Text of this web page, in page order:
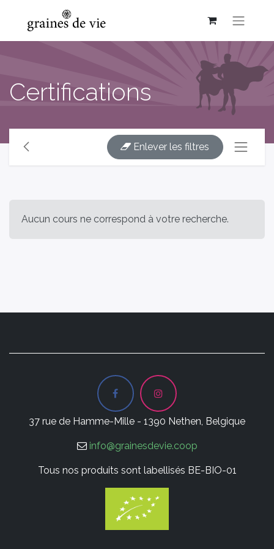
Certifications
Enlever les filtres
Aucun cours ne correspond à votre recherche.
37 rue de Hamme-Mille - 1390 Nethen, Belgique
info@grainesdevie.coop
Tous nos produits sont labellisés BE-BIO-01